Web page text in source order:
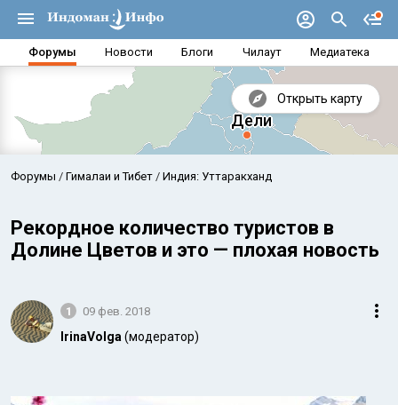
Форумы Новости Блоги Чилаут Медиатека
Открыть карту
Форумы Гималаи и Тибет Индия: Уттаракханд
Рекордное количество туристов в
Долине Цветов и это — плохая новость
1 09 фев. 2018
IrinaVolga (модератор)